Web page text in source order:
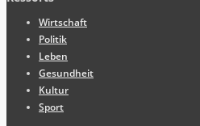
Wirtschaft
Politik
Leben
Gesundheit
Kultur
Sport